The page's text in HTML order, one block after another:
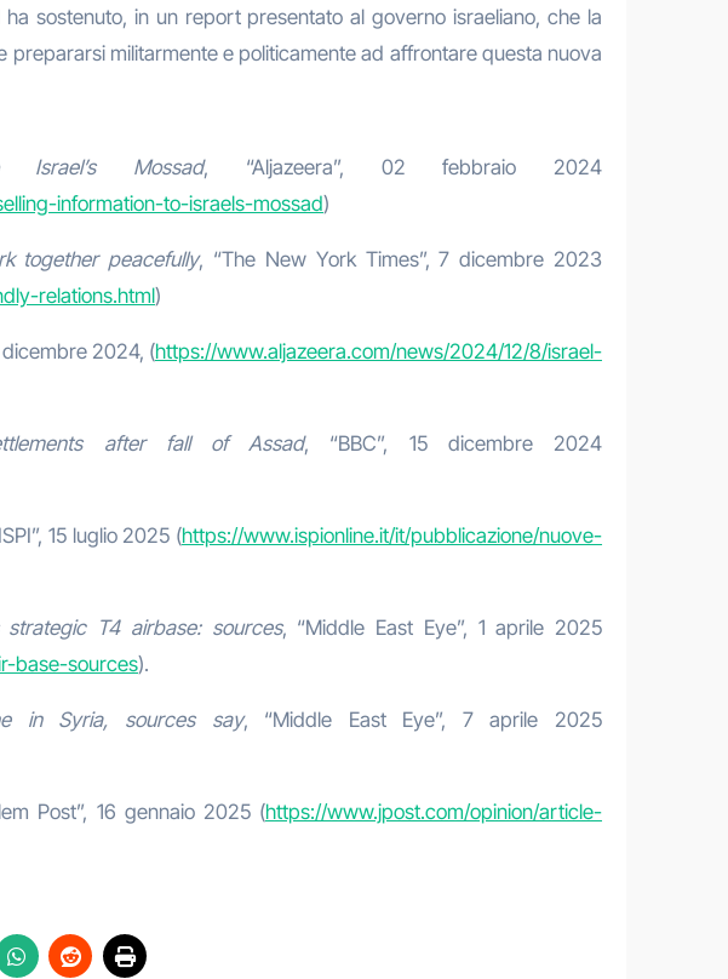
ha sostenuto, in un report presentato al governo israeliano, che la
prepararsi militarmente e politicamente ad affrontare questa nuova
Mossad, “Aljazeera”, 02 febbraio 2024
information-to-israels-mossad)
together peacefully, “The New York Times”, 7 dicembre 2023
relations.html)
dicembre 2024, (https://www.aljazeera.com/news/2024/12/8/israel-
after fall of Assad, “BBC”, 15 dicembre 2024
15 luglio 2025 (https://www.ispionline.it/it/pubblicazione/nuove-
T4 airbase: sources, “Middle East Eye”, 1 aprile 2025
base-sources).
in Syria, sources say, “Middle East Eye”, 7 aprile 2025
Post”, 16 gennaio 2025 (https://www.jpost.com/opinion/article-